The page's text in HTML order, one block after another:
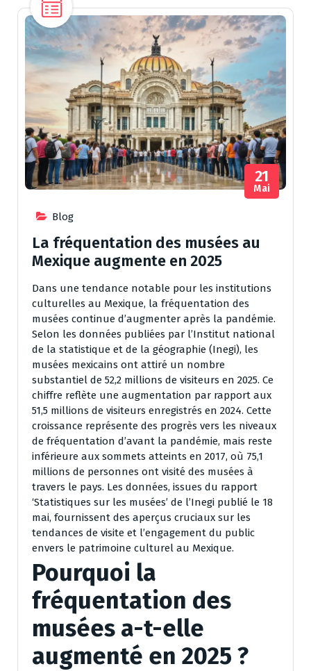
Blog
21
Mai
La fréquentation des musées au
Mexique augmente en 2025
Dans une tendance notable pour les institutions
culturelles au Mexique, la fréquentation des
musées continue d’augmenter après la pandémie.
Selon les données publiées par l’Institut national
de la statistique et de la géographie (Inegi), les
musées mexicains ont attiré un nombre
substantiel de 52,2 millions de visiteurs en 2025. Ce
chiffre reflète une augmentation par rapport aux
51,5 millions de visiteurs enregistrés en 2024. Cette
croissance représente des progrès vers les niveaux
de fréquentation d’avant la pandémie, mais reste
inférieure aux sommets atteints en 2017, où 75,1
millions de personnes ont visité des musées à
travers le pays. Les données, issues du rapport
‘Statistiques sur les musées’ de l’Inegi publié le 18
mai, fournissent des aperçus cruciaux sur les
tendances de visite et l’engagement du public
envers le patrimoine culturel au Mexique.
Pourquoi la
fréquentation des
musées a-t-elle
augmenté en 2025 ?